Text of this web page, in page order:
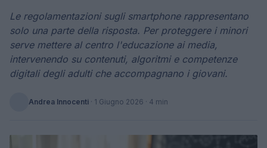
Le regolamentazioni sugli smartphone rappresentano
solo una parte della risposta. Per proteggere i minori
serve mettere al centro l'educazione ai media,
intervenendo su contenuti, algoritmi e competenze
digitali degli adulti che accompagnano i giovani.
Andrea Innocenti · 1 Giugno 2026 · 4 min